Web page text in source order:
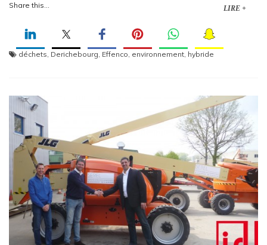
Share this... LIRE +
déchets, Derichebourg, Effenco, environnement, hybride